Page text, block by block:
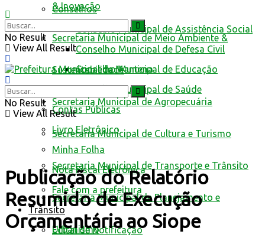
Conselhos
Conselho Municipal de Assistência Social
Conselho Municipal de Defesa Civil
Conselho Municipal de Educação
Conselho Municipal de Saúde
Contas Públicas
Livro Eletrônico
Minha Folha
Nota Fiscal Eletrônica
Fale com a prefeitura
Trânsito
Edital de Notificação
& Inovação
Secretaria Municipal de Meio Ambiente &
Sustentabilidade
Secretaria Municipal de Agropecuária
Secretaria Municipal de Cultura e Turismo
Secretaria Municipal de Transporte e Trânsito
Secretaria Municipal de Planejamento e
Urbanismo
No Result
View All Result
No Result
View All Result
Publicação do Relatório
Resumido de Execução
Orçamentária ao Siope